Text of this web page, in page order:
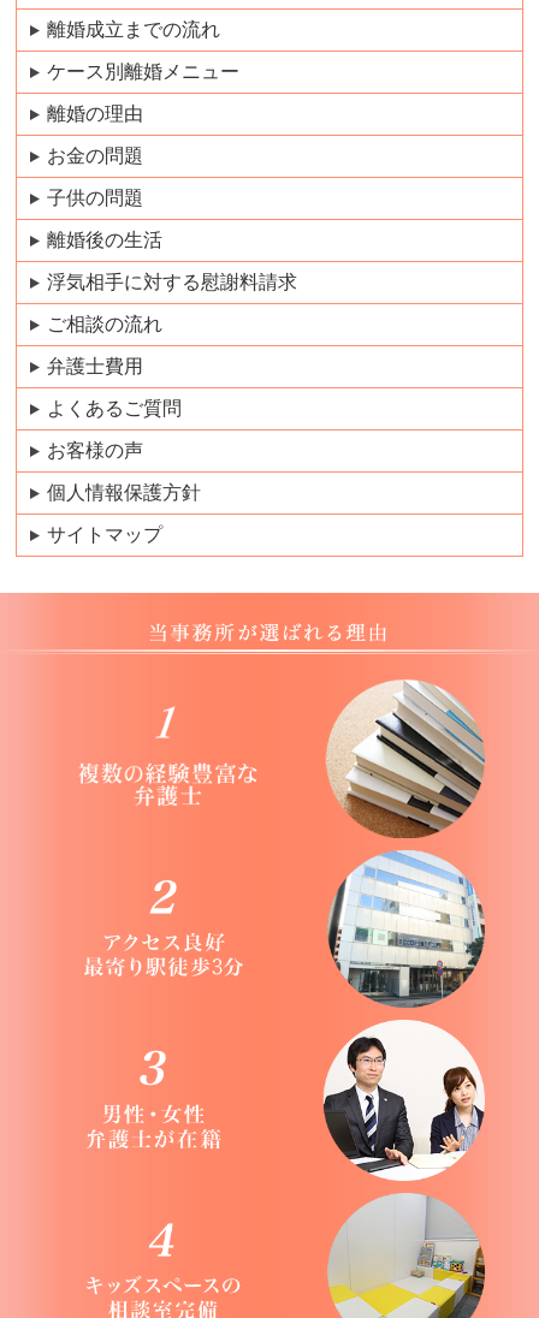
離婚成立までの流れ
ケース別離婚メニュー
離婚の理由
お金の問題
子供の問題
離婚後の生活
浮気相手に対する慰謝料請求
ご相談の流れ
弁護士費用
よくあるご質問
お客様の声
個人情報保護方針
サイトマップ